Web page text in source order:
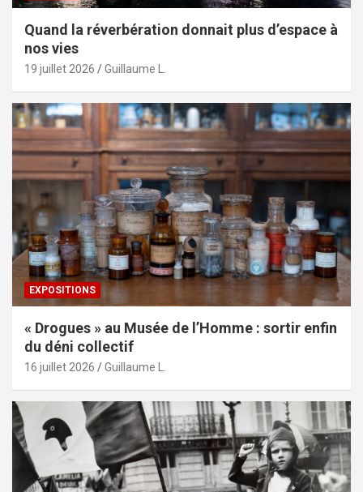
Quand la réverbération donnait plus d’espace à
nos vies
19 juillet 2026 Guillaume L.
EXPOSITIONS
« Drogues » au Musée de l’Homme : sortir enfin
du déni collectif
16 juillet 2026 Guillaume L.